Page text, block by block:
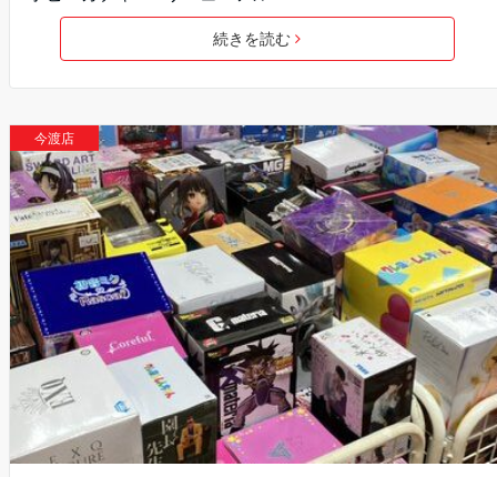
続きを読む
今渡店